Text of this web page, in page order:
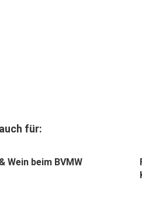
für:
Wein beim BVMW